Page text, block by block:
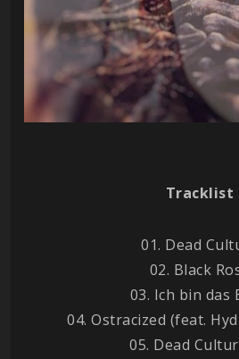
Tracklist
01. Dead
02. Black
03. Ich bin das
04. Ostracized (feat.
05. Dead